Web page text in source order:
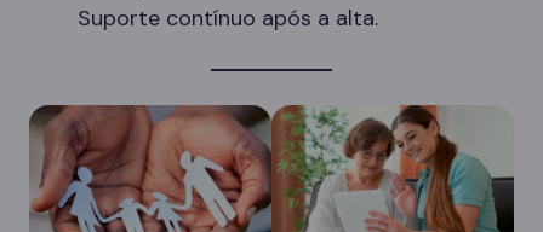
Suporte contínuo após a alta.